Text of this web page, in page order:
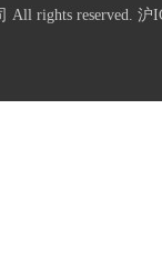
rights reserved. 沪